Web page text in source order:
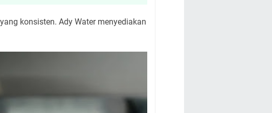
konsisten. Ady Water menyediakan